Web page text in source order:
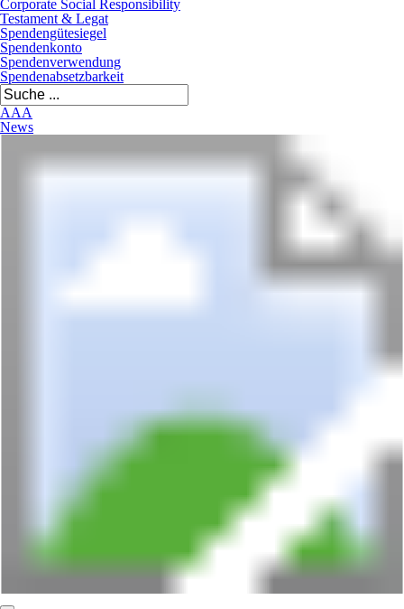
Corporate Social Responsibility
Testament & Legat
Spendengütesiegel
Spendenkonto
Spendenverwendung
Spendenabsetzbarkeit
AAA
News